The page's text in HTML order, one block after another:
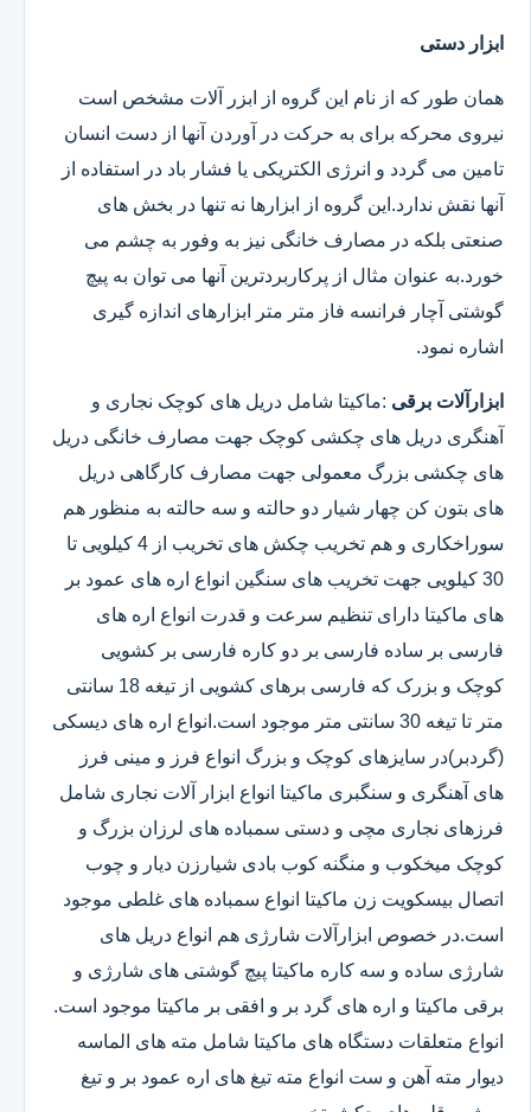
ابزار دستی
همان طور که از نام این گروه از ابزر آلات مشخص است
نیروی محرکه برای به حرکت در آوردن آنها از دست انسان
تامین می گردد و انرژی الکتریکی یا فشار باد در استفاده از
آنها نقش ندارد.این گروه از ابزارها نه تنها در بخش های
صنعتی بلکه در مصارف خانگی نیز به وفور به چشم می
خورد.به عنوان مثال از پرکاربردترین آنها می توان به پیچ
گوشتی آچار فرانسه فاز متر متر ابزارهای اندازه گیری
اشاره نمود.
ابزارآلات برقی :ماکیتا شامل دریل های کوچک نجاری و
آهنگری دریل های چکشی کوچک جهت مصارف خانگی دریل
های چکشی بزرگ معمولی جهت مصارف کارگاهی دریل
های بتون کن چهار شیار دو حالته و سه حالته به منظور هم
سوراخکاری و هم تخریب چکش های تخریب از 4 کیلویی تا
30 کیلویی جهت تخریب های سنگین انواع اره های عمود بر
های ماکیتا دارای تنظیم سرعت و قدرت انواع اره های
فارسی بر ساده فارسی بر دو کاره فارسی بر کشویی
کوچک و بزرک که فارسی برهای کشویی از تیغه 18 سانتی
متر تا تیغه 30 سانتی متر موجود است.انواع اره های دیسکی
(گردبر)در سایزهای کوچک و بزرگ انواع فرز و مینی فرز
های آهنگری و سنگبری ماکیتا انواع ابزار آلات نجاری شامل
فرزهای نجاری مچی و دستی سمباده های لرزان بزرگ و
کوچک میخکوب و منگنه کوب بادی شیارزن دیار و چوب
اتصال بیسکویت زن ماکیتا انواع سمباده های غلطی موجود
است.در خصوص ابزارآلات شارژی هم انواع دریل های
شارژی ساده و سه کاره ماکیتا پیچ گوشتی های شارژی و
برقی ماکیتا و اره های گرد بر و افقی بر ماکیتا موجود است.
انواع متعلقات دستگاه های ماکیتا شامل مته های الماسه
دیوار مته آهن و ست انواع مته تیغ های اره عمود بر و تیغ